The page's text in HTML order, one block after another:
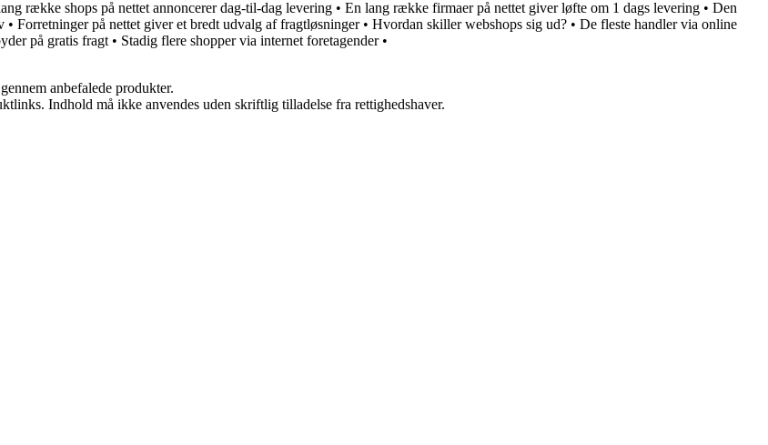
række shops på nettet annoncerer dag-til-dag levering • En lang række firmaer på nettet giver løfte om 1 dags levering • Den
• Forretninger på nettet giver et bredt udvalg af fragtløsninger• Hvordan skiller webshops sig ud? • De fleste handler via online
på gratis fragt • Stadig flere shopper via internet foretagender•
anbefalede produkter.
Indhold må ikke anvendes uden skriftlig tilladelse fra rettighedshaver.